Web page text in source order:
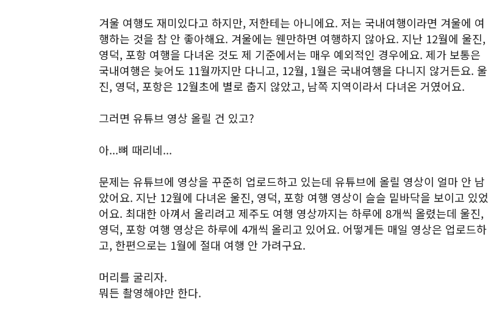
겨울 여행도 재미있다고 하지만, 저한테는 아니에요. 저는 국내여행이라면 겨울에 여
행하는 것을 참 안 좋아해요. 겨울에는 웬만하면 여행하지 않아요. 지난 12월에 울진,
영덕, 포항 여행을 다녀온 것도 제 기준에서는 매우 예외적인 경우에요. 제가 보통은
국내여행은 늦어도 11월까지만 다니고, 12월, 1월은 국내여행을 다니지 않거든요. 울
진, 영덕, 포항은 12월초에 별로 춥지 않았고, 남쪽 지역이라서 다녀온 거였어요.
그러면 유튜브 영상 올릴 건 있고?
아...뼈 때리네...
문제는 유튜브에 영상을 꾸준히 업로드하고 있는데 유튜브에 올릴 영상이 얼마 안 남
았어요. 지난 12월에 다녀온 울진, 영덕, 포항 여행 영상이 슬슬 밑바닥을 보이고 있었
어요. 최대한 아껴서 올리려고 제주도 여행 영상까지는 하루에 8개씩 올렸는데 울진,
영덕, 포항 여행 영상은 하루에 4개씩 올리고 있어요. 어떻게든 매일 영상은 업로드하
고, 한편으로는 1월에 절대 여행 안 가려구요.
머리를 굴리자.
뭐든 촬영해야만 한다.